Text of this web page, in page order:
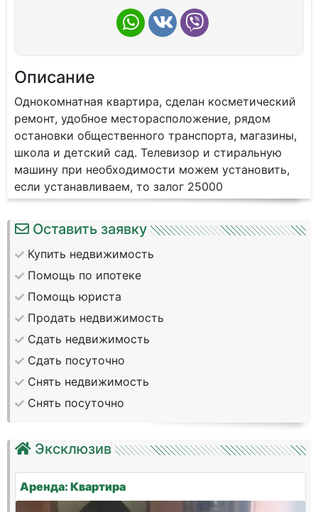
Описание
Однокомнатная квартира, сделан косметический
ремонт, удобное месторасположение, рядом
остановки общественного транспорта, магазины,
школа и детский сад. Телевизор и стиральную
машину при необходимости можем установить,
если устанавливаем, то залог 25000
Оставить заявку
Купить недвижимость
Помощь по ипотеке
Помощь юриста
Продать недвижимость
Сдать недвижимость
Сдать посуточно
Снять недвижимость
Снять посуточно
Эксклюзив
Аренда: Квартира